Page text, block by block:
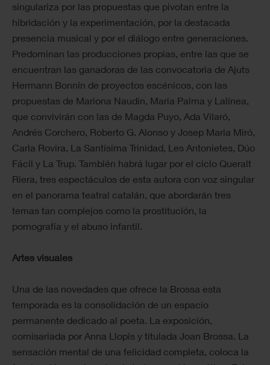
singulariza por las propuestas que pivotan entre la
hibridación y la experimentación, por la destacada
presencia musical y por el diálogo entre generaciones.
Predominan las producciones propias, entre las que se
encuentran las ganadoras de las convocatoria de Ajuts
Hermann Bonnín de proyectos escénicos, con las
propuestas de Mariona Naudin, Maria Palma y Lalínea,
que convivirán con las de Magda Puyo, Ada Vilaró,
Andrés Corchero, Roberto G. Alonso y Josep Maria Miró,
Carla Rovira, La Santísima Trinidad, Les Antonietes, Dúo
Fácil y La Trup. También habrá lugar por el ciclo Queralt
Riera, tres espectáculos de esta autora con voz singular
en el panorama teatral catalán, que abordarán tres
temas tan complejos como la prostitución, la
pornografía y el abuso infantil.
Artes visuales
Una de las novedades que ofrece la Brossa esta
temporada es la consolidación de un espacio
permanente dedicado al poeta. La exposición,
comisariada por Anna Llopis y titulada Joan Brossa. La
sensación mental de una felicidad completa, coloca la